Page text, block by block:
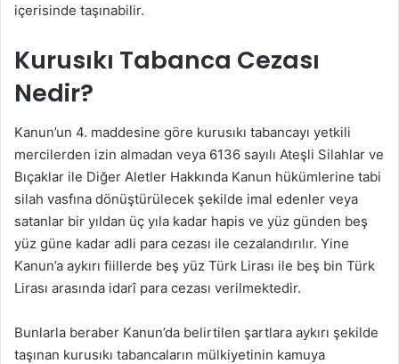
içerisinde taşınabilir.
Kurusıkı Tabanca Cezası
Nedir?
Kanun’un 4. maddesine göre kurusıkı tabancayı yetkili
mercilerden izin almadan veya 6136 sayılı Ateşli Silahlar ve
Bıçaklar ile Diğer Aletler Hakkında Kanun hükümlerine tabi
silah vasfına dönüştürülecek şekilde imal edenler veya
satanlar bir yıldan üç yıla kadar hapis ve yüz günden beş
yüz güne kadar adli para cezası ile cezalandırılır. Yine
Kanun’a aykırı fiillerde beş yüz Türk Lirası ile beş bin Türk
Lirası arasında idarî para cezası verilmektedir.
Bunlarla beraber Kanun’da belirtilen şartlara aykırı şekilde
taşınan kurusıkı tabancaların mülkiyetinin kamuya